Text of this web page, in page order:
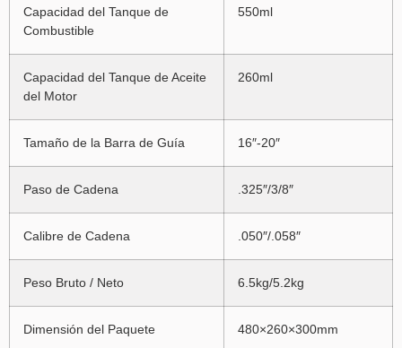
Capacidad del Tanque de
Combustible
550ml
Capacidad del Tanque de Aceite
del Motor
260ml
Tamaño de la Barra de Guía 16″-20″
Paso de Cadena .325″/3/8″
Calibre de Cadena .050″/.058″
Peso Bruto / Neto 6.5kg/5.2kg
Dimensión del Paquete 480×260×300mm